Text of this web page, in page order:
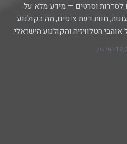
לסדרות וסרטים — מידע מלא על
חוות דעת צופים, מה בקולנוע
הטלוויזיה והקולנוע הישראלי.